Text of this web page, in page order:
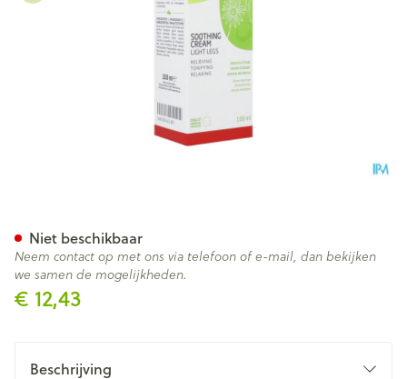
€ 12,43
Niet beschikbaar
Neem contact op met ons via telefoon of e-mail, dan bekijken
we samen de mogelijkheden.
Beschrijving